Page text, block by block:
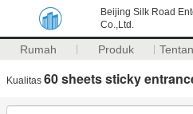
Beijing Silk Road
Co.,Ltd.
Rumah Produk
Kualitas 60 sheets sticky